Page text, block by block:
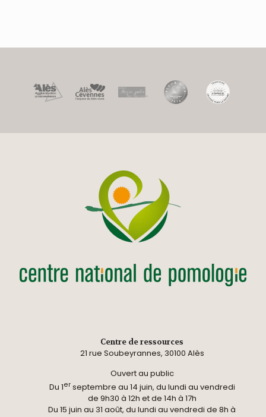
Centre de ressources
21 rue Soubeyrannes, 30100 Alès
Ouvert au public
Du 1erseptembre au 14 juin, du lundi au vendredi
de 9h30 à 12h et de 14h à 17h
Du 15 juin au 31 août, du lundi au vendredi de 8h à